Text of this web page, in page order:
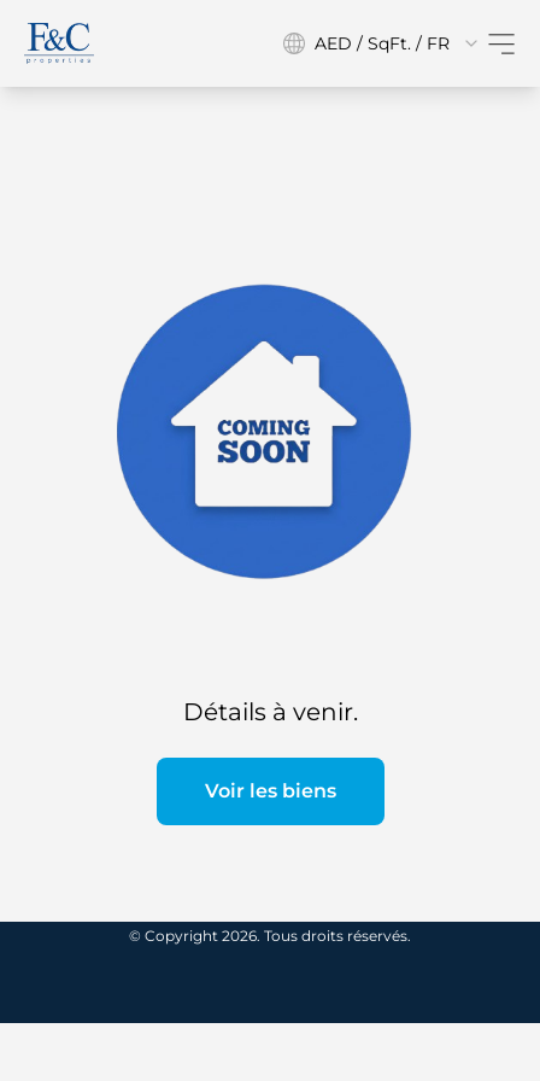
AED / SqFt. / FR
Détails à venir.
Voir les biens
© Copyright 2026. Tous droits réservés.